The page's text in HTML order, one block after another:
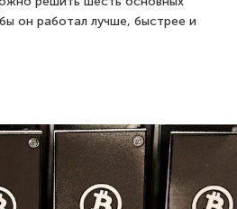
он работал лучше, быстрее и